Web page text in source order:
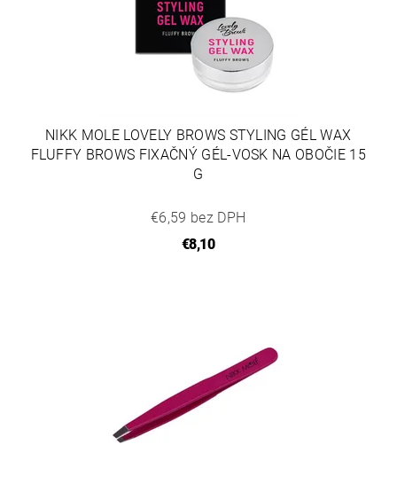
NIKK MOLE LOVELY BROWS STYLING GÉL WAX
FLUFFY BROWS FIXAČNÝ GÉL-VOSK NA OBOČIE 15
G
€6,59 bez DPH
€8,10